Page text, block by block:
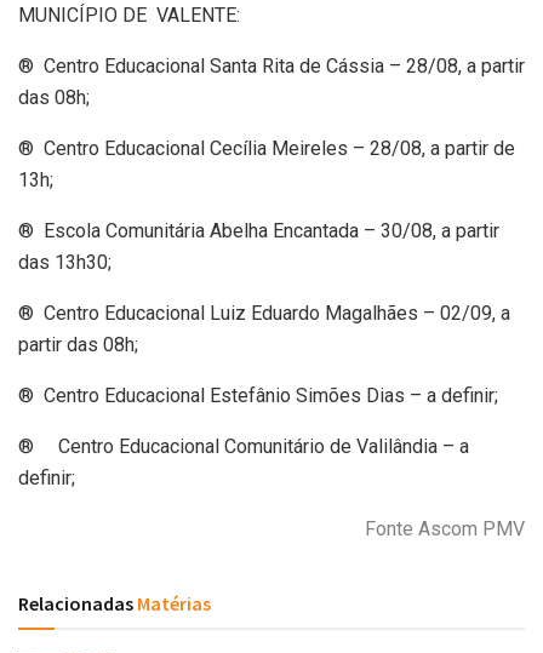
MUNICÍPIO DE VALENTE:
® Centro Educacional Santa Rita de Cássia – 28/08, a partir
das 08h;
® Centro Educacional Cecília Meireles – 28/08, a partir de
13h;
® Escola Comunitária Abelha Encantada – 30/08, a partir
das 13h30;
® Centro Educacional Luiz Eduardo Magalhães – 02/09, a
partir das 08h;
® Centro Educacional Estefânio Simões Dias – a definir;
® Centro Educacional Comunitário de Valilândia – a
definir;
Fonte Ascom PMV
Relacionadas Matérias